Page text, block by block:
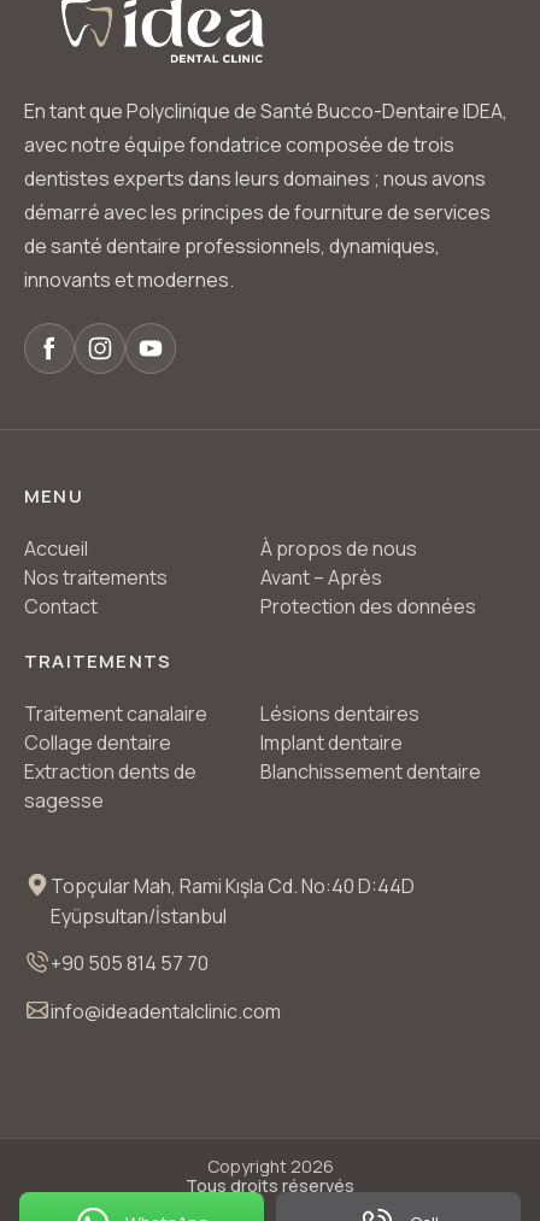
En tant que Polyclinique de Santé Bucco-Dentaire IDEA,
avec notre équipe fondatrice composée de trois
dentistes experts dans leurs domaines ; nous avons
démarré avec les principes de fourniture de services
de santé dentaire professionnels, dynamiques,
innovants et modernes.
MENU
Accueil
À propos de nous
Nos traitements
Avant – Après
Contact
Protection des données
TRAITEMENTS
Traitement canalaire
Lésions dentaires
Collage dentaire
Implant dentaire
Extraction dents de
sagesse
Blanchissement dentaire
Topçular Mah, Rami Kışla Cd. No:40 D:44D
Eyüpsultan/İstanbul
+90 505 814 57 70
info@ideadentalclinic.com
Copyright 2026
Tous droits réservés